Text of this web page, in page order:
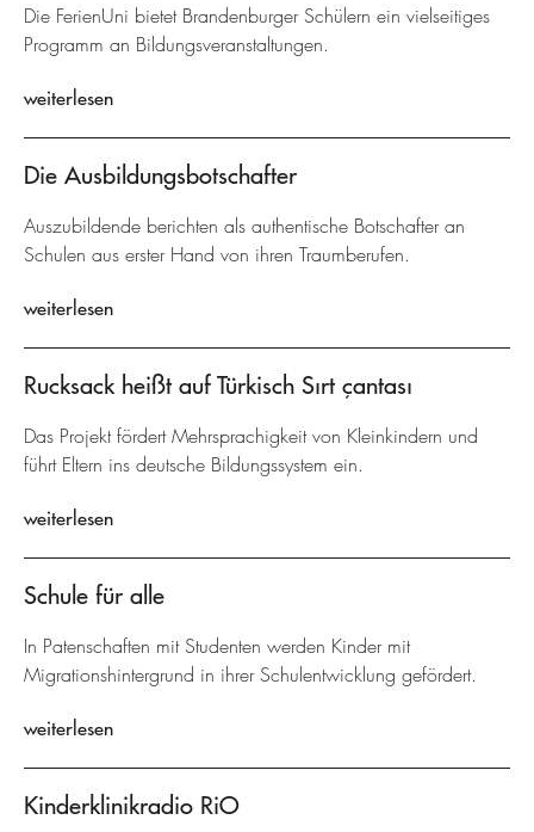
Die FerienUni bietet Brandenburger Schülern ein vielseitiges
Programm an Bildungsveranstaltungen.
weiterlesen
Die Ausbildungsbotschafter
Auszubildende berichten als authentische Botschafter an
Schulen aus erster Hand von ihren Traumberufen.
weiterlesen
Rucksack heißt auf Türkisch Sırt çantası
Das Projekt fördert Mehrsprachigkeit von Kleinkindern und
führt Eltern ins deutsche Bildungssystem ein.
weiterlesen
Schule für alle
In Patenschaften mit Studenten werden Kinder mit
Migrationshintergrund in ihrer Schulentwicklung gefördert.
weiterlesen
Kinderklinikradio RiO